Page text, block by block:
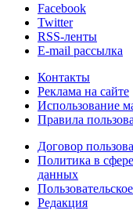
Facebook
Twitter
RSS-ленты
E-mail рассылка
Контакты
Реклама на сайте
Использование
Правила
Договор
Политика в
данных
Редакция